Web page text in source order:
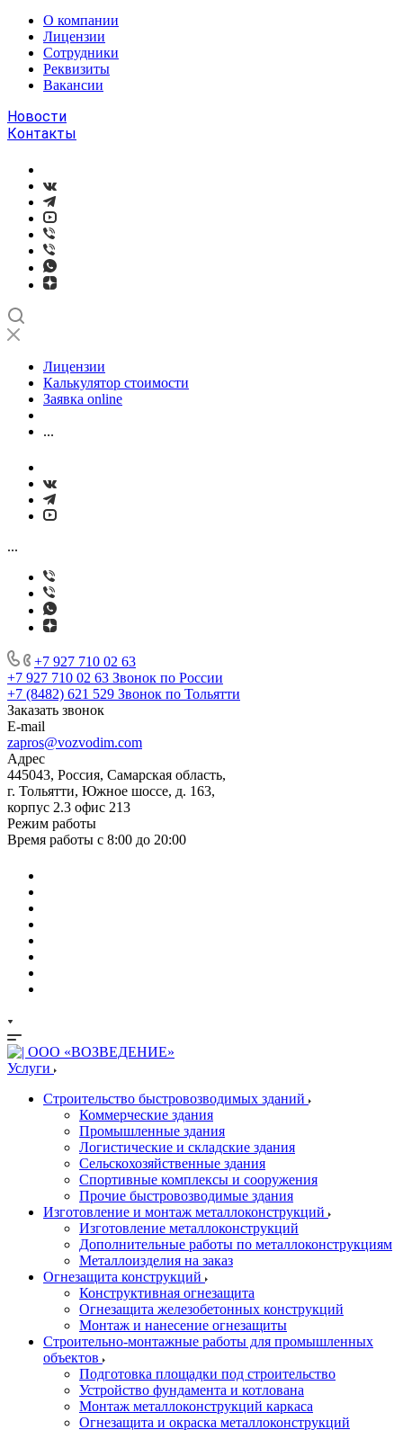
О компании
Лицензии
Сотрудники
Реквизиты
Вакансии
Новости
Контакты
Лицензии
Калькулятор стоимости
Заявка online
...
...
+7 927 710 02 63
+7 927 710 02 63 Звонок по России
+7 (8482) 621 529 Звонок по Тольятти
Заказать звонок
E-mail
zapros@vozvodim.com
Адрес
445043, Россия, Самарская область,
г. Тольятти, Южное шоссе, д. 163,
корпус 2.3 офис 213
Режим работы
Время работы с 8:00 до 20:00
Услуги
Строительство быстровозводимых зданий
Коммерческие здания
Промышленные здания
Логистические и складские здания
Сельскохозяйственные здания
Спортивные комплексы и сооружения
Прочие быстровозводимые здания
Изготовление и монтаж металлоконструкций
Изготовление металлоконструкций
Дополнительные работы по металлоконструкциям
Металлоизделия на заказ
Огнезащита конструкций
Конструктивная огнезащита
Огнезащита железобетонных конструкций
Монтаж и нанесение огнезащиты
Строительно-монтажные работы для промышленных
объектов
Подготовка площадки под строительство
Устройство фундамента и котлована
Монтаж металлоконструкций каркаса
Огнезащита и окраска металлоконструкций